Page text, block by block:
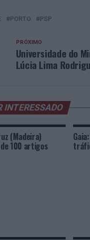
PORTO PSP
PRÓXIMO
Universidade do
Lúcia Lima
INTERESSADO
(Madeira)
100 artigos